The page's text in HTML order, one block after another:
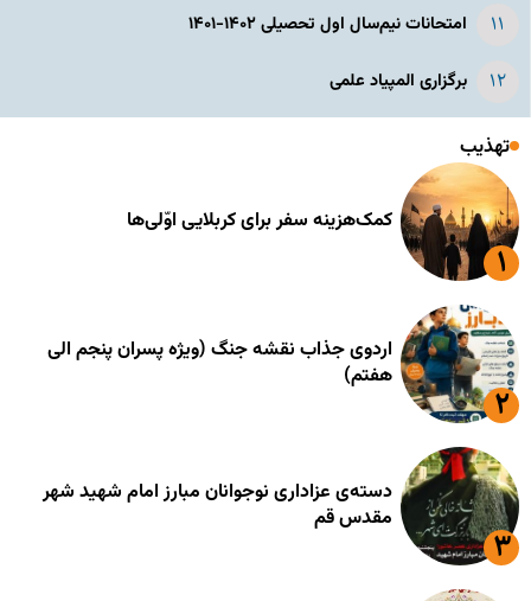
امتحانات نیم‌سال اول تحصیلی ۱۴۰۲-۱۴۰۱
برگزاری المپیاد علمی
تهذیب
کمک‌هزینه سفر برای کربلایی اوّلی‌ها
اردوی جذاب نقشه جنگ (ویژه پسران پنجم الی
هفتم)
دسته‌ی عزاداری نوجوانان مبارز امام شهید شهر
مقدس قم